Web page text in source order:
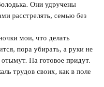
Они удручены
расстрелять, семью без
мои, что делать
пора убирать, а руки не
На готовое придут.
трудов своих, как в поле